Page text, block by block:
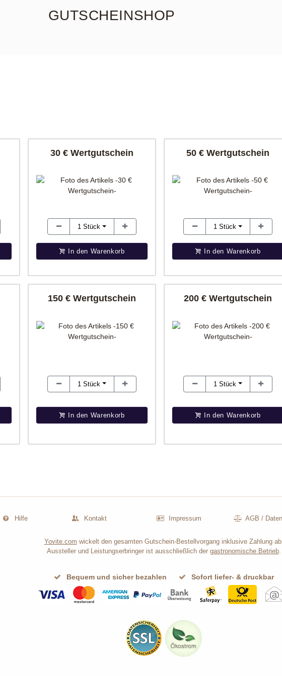
GUTSCHEINSHOP
30 € Wertgutschein
1Stück
In den Warenkorb
50 € Wertgutschein
1Stück
In den Warenkorb
150 € Wertgutschein
1Stück
In den Warenkorb
200 € Wertgutschein
1Stück
In den Warenkorb
Hilfe Kontakt Impressum AGB /
Yovite.com wickelt den gesamten Gutschein-Bestellvorgang inklusive Zahlung
Aussteller und Leistungserbringer ist ausschließlich der gastronomische Betrieb.
Bequem und sicher bezahlen Sofort liefer- & druckbar